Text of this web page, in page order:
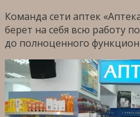
Команда сети аптек
берет на себя всю работу
до полноценного